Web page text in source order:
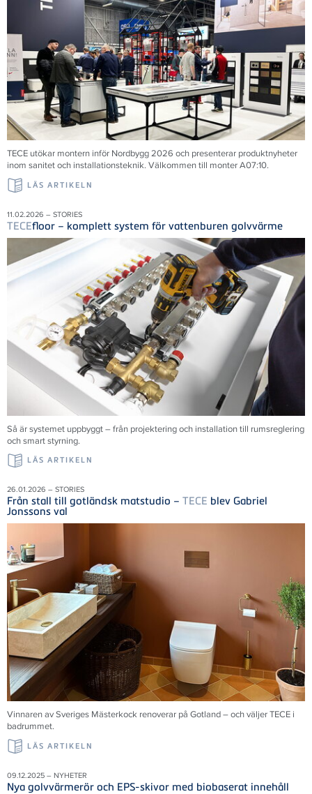
TECE utökar montern inför Nordbygg 2026 och presenterar produktnyheter
inom sanitet och installationsteknik. Välkommen till monter A07:10.
LÄS ARTIKELN
11.02.2026 – STORIES
TECEfloor – komplett system för vattenburen golvvärme
Så är systemet uppbyggt – från projektering och installation till rumsreglering
och smart styrning.
LÄS ARTIKELN
26.01.2026 – STORIES
Från stall till gotländsk matstudio – TECE blev Gabriel
Jonssons val
Vinnaren av Sveriges Mästerkock renoverar på Gotland – och väljer TECE i
badrummet.
LÄS ARTIKELN
09.12.2025 – NYHETER
Nya golvvärmerör och EPS-skivor med biobaserat innehåll